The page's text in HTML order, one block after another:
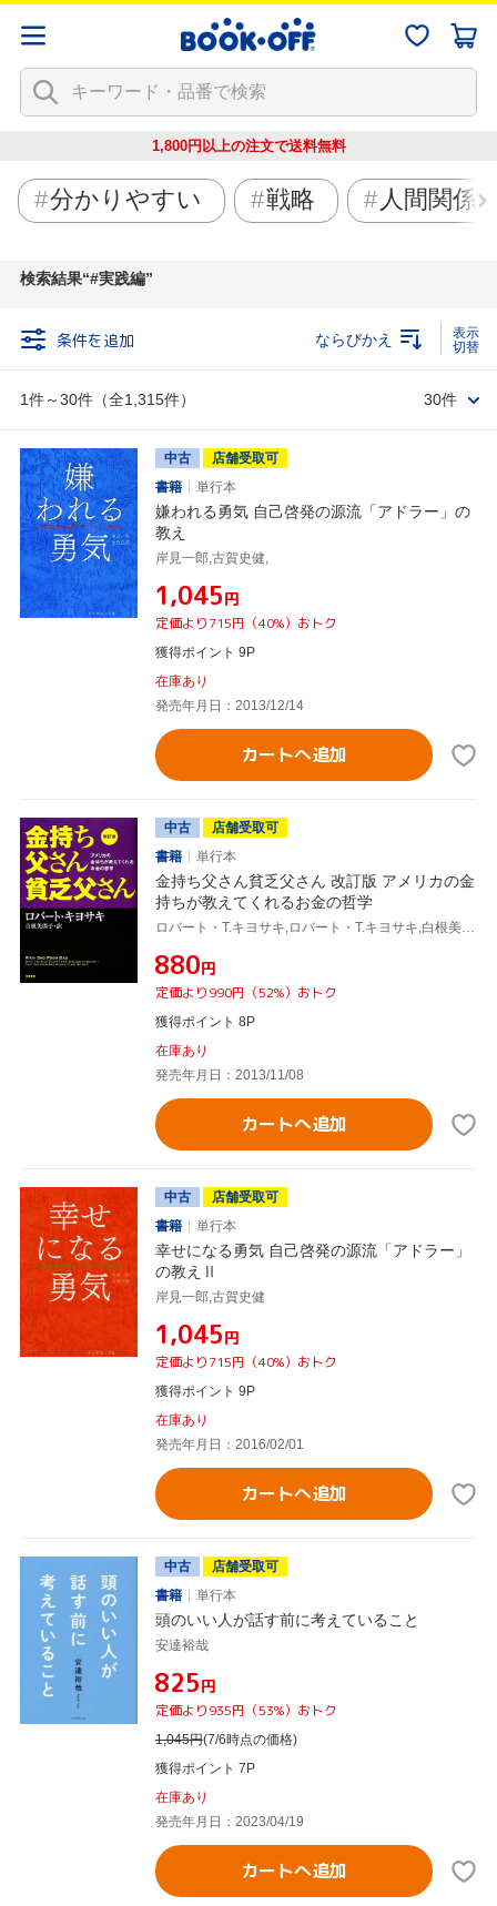
1,800円以上の注文で送料無料
分かりやすい 戦略 人間関係
検索結果 #実践編
条件を追加
1件～30件（全1,315件）
ならびかえ
30件
中古
店舗受取可
書籍
単行本
嫌われる勇気 自己啓発の源流「アドラー」の
教え
岸見一郎,古賀史健,
¥1,045円
定価より715円（40%）おトク
獲得ポイント 9P
在庫あり
発売年月日：2013/12/14
カートへ追加
中古
店舗受取可
書籍
単行本
金持ち父さん貧乏父さん 改訂版 アメリカの金
持ちが教えてくれるお金の哲学
ロバート・T.キヨサキ,ロバート・T.キヨサキ,白根美保子,白根美保子,
¥880円
定価より990円（52%）おトク
獲得ポイント 8P
在庫あり
発売年月日：2013/11/08
カートへ追加
中古
店舗受取可
書籍
単行本
幸せになる勇気 自己啓発の源流「アドラー」
の教えⅡ
岸見一郎,古賀史健
¥1,045円
定価より715円（40%）おトク
獲得ポイント 9P
在庫あり
発売年月日：2016/02/01
カートへ追加
中古
店舗受取可
書籍
単行本
頭のいい人が話す前に考えていること
安達裕哉
¥825円
定価より935円（53%）おトク
1,045円(7/6時点の価格)
獲得ポイント 7P
在庫あり
発売年月日：2023/04/19
カートへ追加